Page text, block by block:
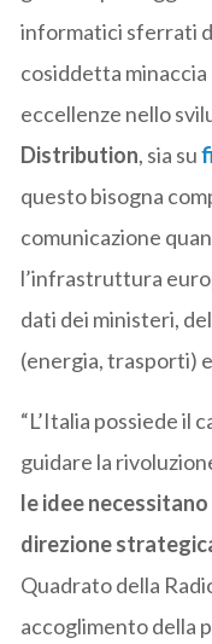
informatici sferrati
cosiddetta minaccia
eccellenze nello
Distribution, sia su
questo bisogna
comunicazione
l’infrastruttura
dati dei ministeri,
(energia, trasporti)
“L’Italia possiede il
guidare la
le idee
direzione
Quadrato della
accoglimento della